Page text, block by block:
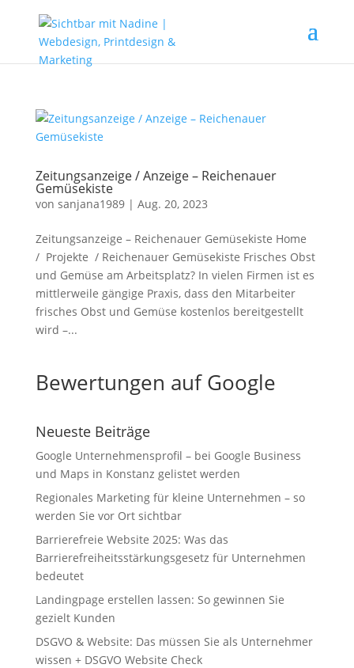
Zeitungsanzeige / Anzeige – Reichenauer
Gemüsekiste
von sanjana1989| Aug. 20, 2023
Zeitungsanzeige – Reichenauer Gemüsekiste Home
/ Projekte / Reichenauer Gemüsekiste Frisches Obst
und Gemüse am Arbeitsplatz? In vielen Firmen ist es
mittlerweile gängige Praxis, dass den Mitarbeiter
frisches Obst und Gemüse kostenlos bereitgestellt
wird –...
Bewertungen auf Google
Neueste Beiträge
Google Unternehmensprofil – bei Google Business
und Maps in Konstanz gelistet werden
Regionales Marketing für kleine Unternehmen – so
werden Sie vor Ort sichtbar
Barrierefreie Website 2025: Was das
Barrierefreiheitsstärkungsgesetz für Unternehmen
bedeutet
Landingpage erstellen lassen: So gewinnen Sie
gezielt Kunden
DSGVO & Website: Das müssen Sie als Unternehmer
wissen + DSGVO Website Check